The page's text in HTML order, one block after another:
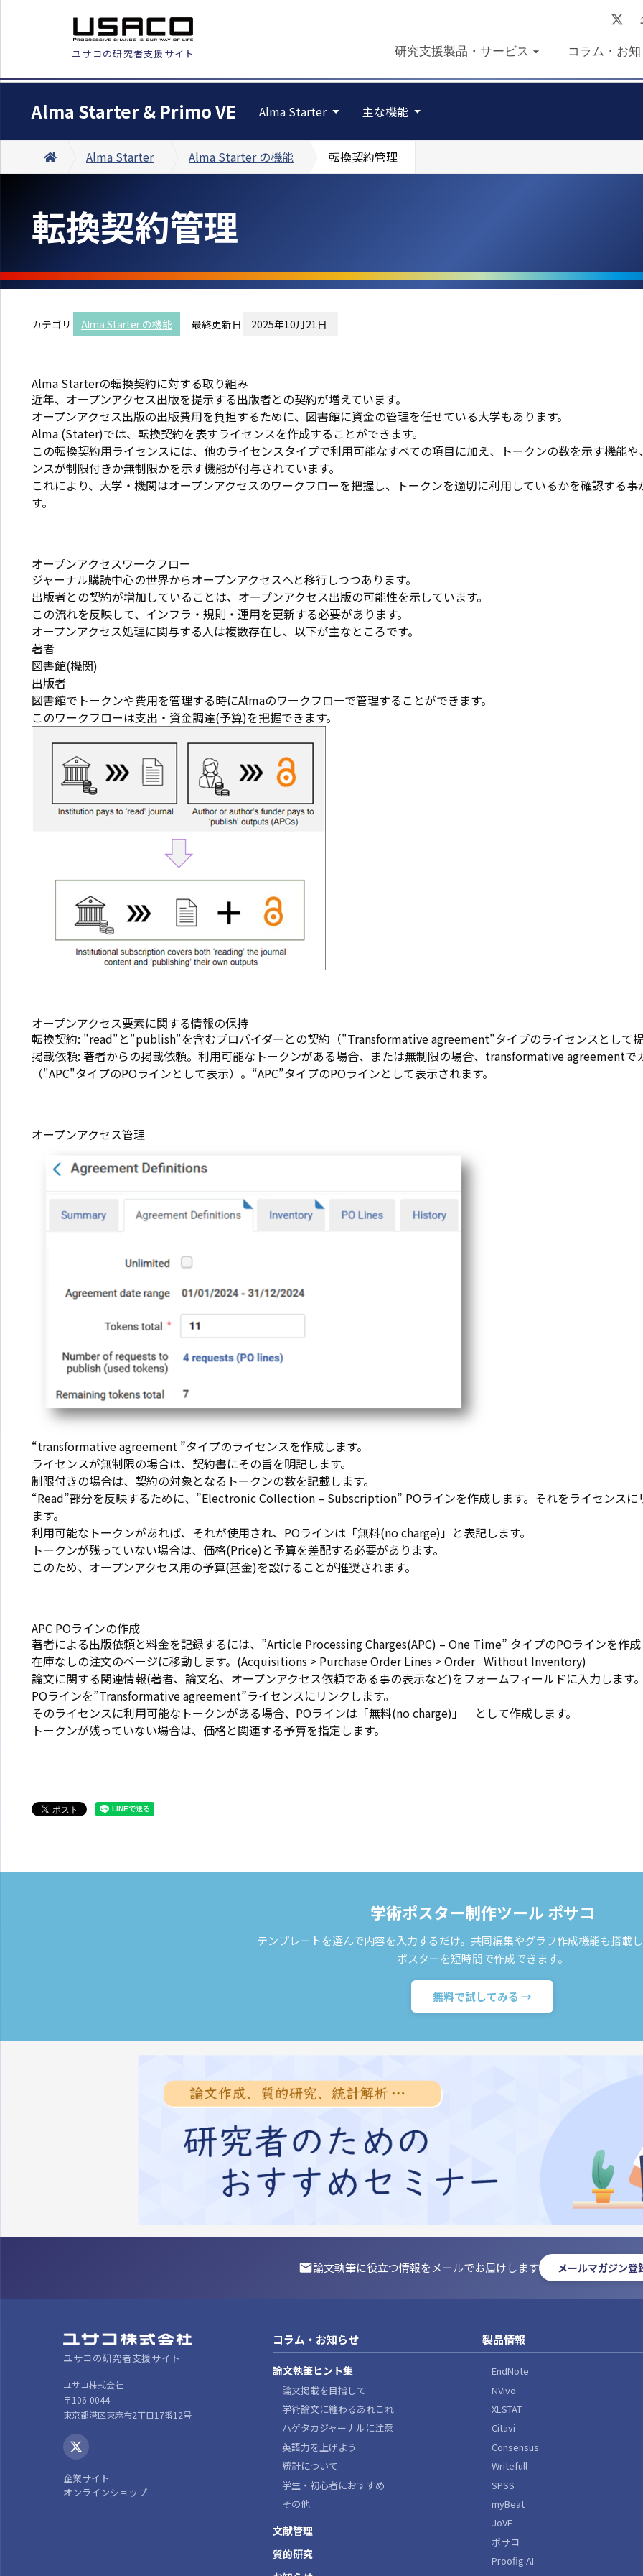
ユサコの研究者支援サイト 研究支援製品・サービス コラム・お
Alma Starter & Primo VE Alma Starter 主な機能
Alma Starter Alma Starter の機能 転換契約管理
転換契約管理
カテゴリ Alma Starter の機能 最終更新日 2025年10月21日
Alma Starterの転換契約に対する取り組み
近年、オープンアクセス出版を提示する出版者との契約が増えています。
オープンアクセス出版の出版費用を負担するために、図書館に資金の管理を任せている大学もあります。
Alma (Stater)では、転換契約を表すライセンスを作成することができます。
この転換契約用ライセンスには、他のライセンスタイプで利用可能なすべての項目に加え、トークンの数を示す機能や
ンスが制限付きか無制限かを示す機能が付与されています。
これにより、大学・機関はオープンアクセスのワークフローを把握し、トークンを適切に利用しているかを確認する事
す。
オープンアクセスワークフロー
ジャーナル購読中心の世界からオープンアクセスへと移行しつつあります。
出版者との契約が増加していることは、オープンアクセス出版の可能性を示しています。
この流れを反映して、インフラ・規則・運用を更新する必要があります。
オープンアクセス処理に関与する人は複数存在し、以下が主なところです。
著者
図書館(機関)
出版者
図書館でトークンや費用を管理する時にAlmaのワークフローで管理することができます。
このワークフローは支出・資金調達(予算)を把握できます。
オープンアクセス要素に関する情報の保持
転換契約: "read"と"publish"を含むプロバイダーとの契約（"Transformative agreement"タイプのライセンスとして提
掲載依頼: 著者からの掲載依頼。利用可能なトークンがある場合、または無制限の場合、transformative agreementで
（"APC"タイプのPOラインとして表示）。“APC”タイプのPOラインとして表示されます。
オープンアクセス管理
“transformative agreement ”タイプのライセンスを作成します。
ライセンスが無制限の場合は、契約書にその旨を明記します。
制限付きの場合は、契約の対象となるトークンの数を記載します。
“Read”部分を反映するために、”Electronic Collection – Subscription” POラインを作成します。それをライセンスに
ます。
利用可能なトークンがあれば、それが使用され、POラインは「無料(no charge)」と表記します。
トークンが残っていない場合は、価格(Price)と予算を差配する必要があります。
このため、オープンアクセス用の予算(基金)を設けることが推奨されます。
APC POラインの作成
著者による出版依頼と料金を記録するには、”Article Processing Charges(APC) – One Time” タイプのPOラインを作成
在庫なしの注文のページに移動します。(Acquisitions > Purchase Order Lines > Order Without Inventory)
論文に関する関連情報(著者、論文名、オープンアクセス依頼である事の表示など)をフォームフィールドに入力します。
POラインを”Transformative agreement”ライセンスにリンクします。
そのライセンスに利用可能なトークンがある場合、POラインは「無料(no charge)」 として作成します。
トークンが残っていない場合は、価格と関連する予算を指定します。
学術ポスター制作ツール ポサコ
テンプレートを選んで内容を入力するだけ。共同編集やグラフ作成機能も搭載
ポスターを短時間で作成できます。
無料で試してみる →
論文執筆に役立つ情報をメールでお届けします メールマガジン登
ユサコの研究者支援サイト
ユサコ株式会社
〒106-0044
東京都港区東麻布2丁目17番12号
企業サイト
オンラインショップ
コラム・お知らせ
論文執筆ヒント集
論文掲載を目指して
学術論文に纏わるあれこれ
ハゲタカジャーナルに注意
英語力を上げよう
統計について
学生・初心者におすすめ
その他
文献管理
質的研究
製品情報
EndNote
NVivo
XLSTAT
Citavi
Consensus
Writefull
SPSS
myBeat
JoVE
ポサコ
Proofig AI